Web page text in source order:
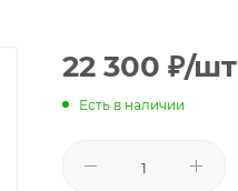
22 300 ₽/шт
Есть в наличии